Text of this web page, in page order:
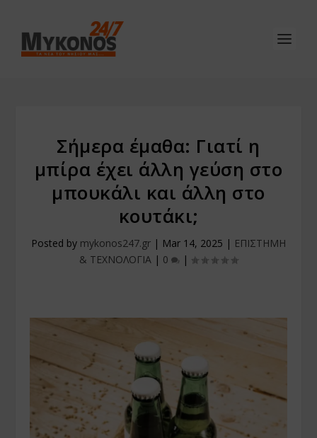
Σήμερα έμαθα: Γιατί η
μπίρα έχει άλλη γεύση στο
μπουκάλι και άλλη στο
κουτάκι;
Posted by mykonos247.gr | Mar 14, 2025 | ΕΠΙΣΤΗΜΗ
& ΤΕΧΝΟΛΟΓΙΑ | 0 |